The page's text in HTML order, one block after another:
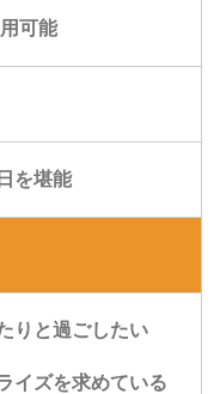
可能
を堪能
りと過ごしたい
イズを求めている